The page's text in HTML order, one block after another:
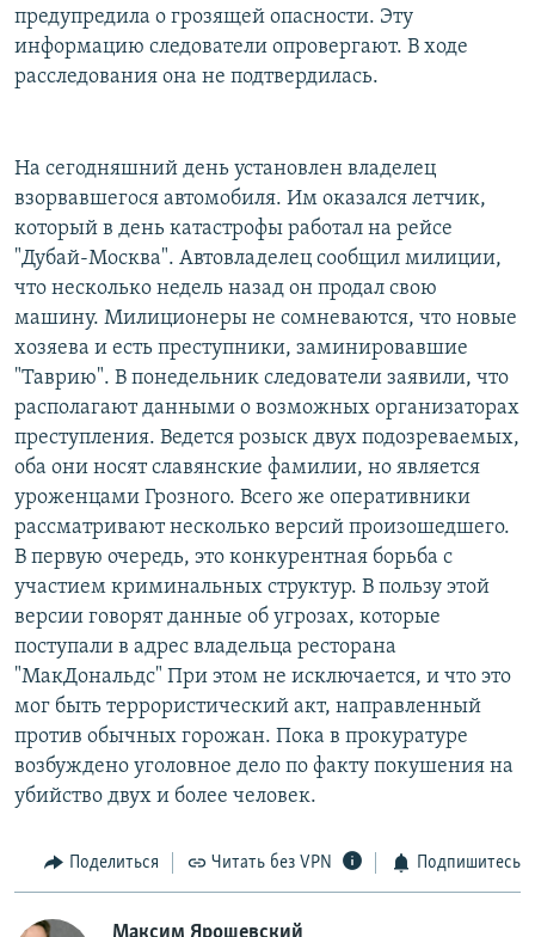
предупредила о грозящей опасности. Эту
информацию следователи опровергают. В ходе
расследования она не подтвердилась.
На сегодняшний день установлен владелец
взорвавшегося автомобиля. Им оказался летчик,
который в день катастрофы работал на рейсе
"Дубай-Москва". Автовладелец сообщил милиции,
что несколько недель назад он продал свою
машину. Милиционеры не сомневаются, что новые
хозяева и есть преступники, заминировавшие
"Таврию". В понедельник следователи заявили, что
располагают данными о возможных организаторах
преступления. Ведется розыск двух подозреваемых,
оба они носят славянские фамилии, но является
уроженцами Грозного. Всего же оперативники
рассматривают несколько версий произошедшего.
В первую очередь, это конкурентная борьба с
участием криминальных структур. В пользу этой
версии говорят данные об угрозах, которые
поступали в адрес владельца ресторана
"МакДональдс" При этом не исключается, и что это
мог быть террористический акт, направленный
против обычных горожан. Пока в прокуратуре
возбуждено уголовное дело по факту покушения на
убийство двух и более человек.
Поделиться Читать без VPN Подпишитесь